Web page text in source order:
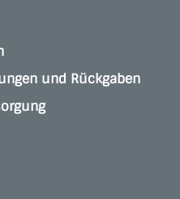
und Rückgaben